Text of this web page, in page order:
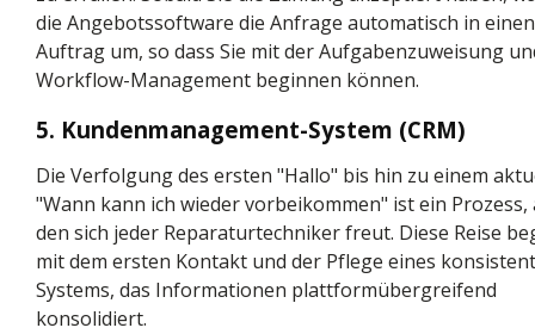
die Angebotssoftware die Anfrage automatisch in einen
Auftrag um, so dass Sie mit der Aufgabenzuweisung
Workflow-Management beginnen können.
5. Kundenmanagement-System (CRM)
Die Verfolgung des ersten "Hallo" bis hin zu einem
"Wann kann ich wieder vorbeikommen" ist ein Prozess,
den sich jeder Reparaturtechniker freut. Diese Reise
mit dem ersten Kontakt und der Pflege eines
Systems, das Informationen plattformübergreifend
konsolidiert.